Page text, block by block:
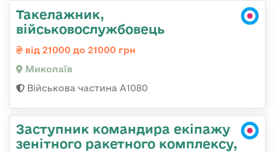
Такелажник,
військовослужбовець
від 21000 до 21000 грн
Миколаїв
Військова частина А1080
Заступник командира екіпажу
зенітного ракетного комплексу,